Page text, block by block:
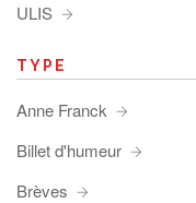
ULIS
TYPE
Anne Franck
Billet d'humeur
Brèves